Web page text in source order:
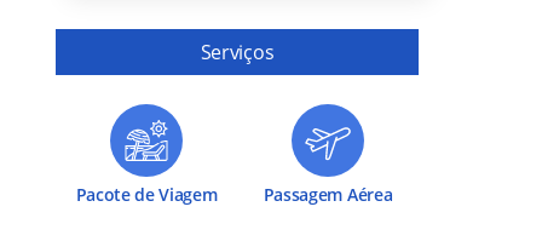
Serviços
Pacote de Viagem Passagem Aérea